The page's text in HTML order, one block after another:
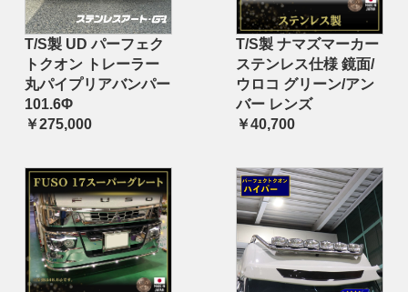
T/S製 UD パーフェク
トクオン トレーラー
丸パイプリアバンパー
101.6Φ
￥275,000
T/S製 ナマズマーカー
ステンレス仕様 鏡面/
ウロコ グリーン/アン
バー レンズ
￥40,700